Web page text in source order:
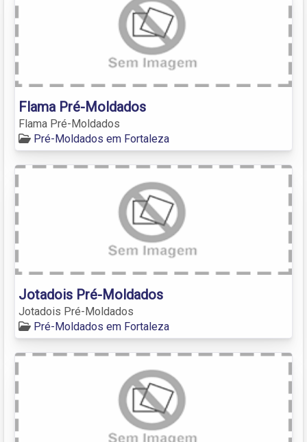
Flama Pré-Moldados
Flama Pré-Moldados
Pré-Moldados em Fortaleza
Jotadois Pré-Moldados
Jotadois Pré-Moldados
Pré-Moldados em Fortaleza